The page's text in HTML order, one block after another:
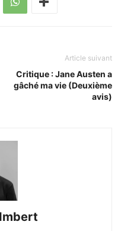
Article suivant
Critique : Jane Austen a
gâché ma vie (Deuxième
avis)